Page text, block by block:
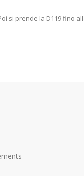
si prende la D119 fino